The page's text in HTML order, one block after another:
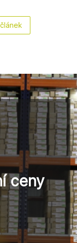
ceny